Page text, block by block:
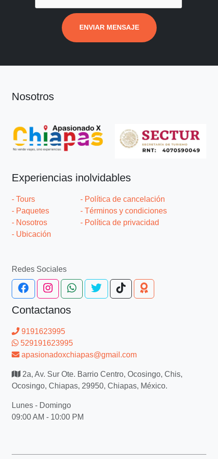
ENVIAR MENSAJE
Nosotros
Experiencias inolvidables
- Tours
- Paquetes
- Nosotros
- Ubicación
- Política de cancelación
- Términos y condiciones
- Política de privacidad
Redes Sociales
Contactanos
9191623995
529191623995
apasionadoxchiapas@gmail.com
2a, Av. Sur Ote. Barrio Centro, Ocosingo, Chis,
Ocosingo, Chiapas, 29950, Chiapas, México.
Lunes - Domingo
09:00 AM - 10:00 PM